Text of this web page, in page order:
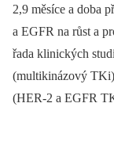
2,9 měsíce a doba
a EGFR na růst a
řada klinic­kých
(multikinázový
(HER-2 a EGFR